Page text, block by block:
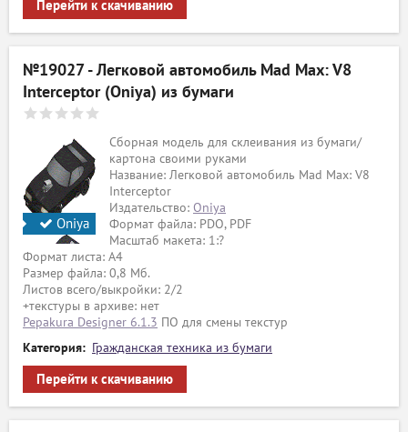
Перейти к скачиванию
№19027 - Легковой автомобиль Mad Max: V8
Interceptor (Oniya) из бумаги
Oniya
Сборная модель для склеивания из бумаги/
картона своими руками
Название: Легковой автомобиль Mad Max: V8
Interceptor
Издательство: Oniya
Формат файла: PDO, PDF
Масштаб макета: 1:?
Формат листа: А4
Размер файла: 0,8 Мб.
Листов всего/выкройки: 2/2
+текстуры в архиве: нет
Pepakura Designer 6.1.3 ПО для смены текстур
Категория: Гражданская техника из бумаги
Перейти к скачиванию